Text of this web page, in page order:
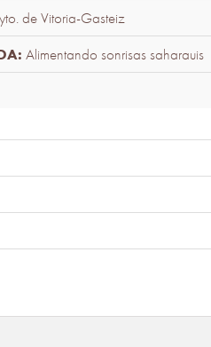
de Vitoria-Gasteiz
Alimentando sonrisas saharauis